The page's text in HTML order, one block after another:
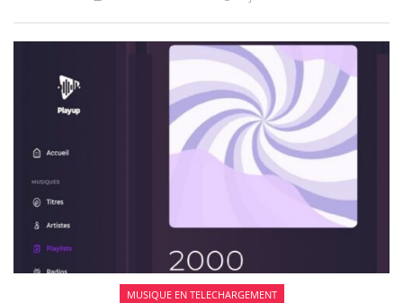
MUSIQUE EN TELECHARGEMENT